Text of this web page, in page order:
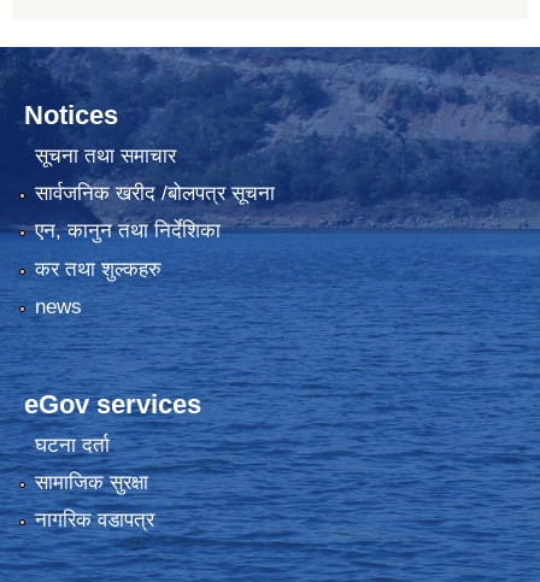
Notices
सूचना तथा समाचार
सार्वजनिक खरीद /बोलपत्र सूचना
एन, कानुन तथा निर्देशिका
कर तथा शुल्कहरु
news
eGov services
घटना दर्ता
सामाजिक सुरक्षा
नागरिक वडापत्र